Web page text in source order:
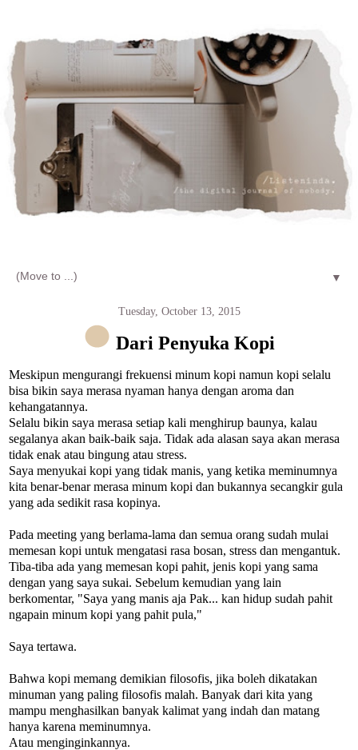
▼
Tuesday, October 13, 2015
Dari Penyuka Kopi
Meskipun mengurangi frekuensi minum kopi namun kopi selalu
bisa bikin saya merasa nyaman hanya dengan aroma dan
kehangatannya.
Selalu bikin saya merasa setiap kali menghirup baunya, kalau
segalanya akan baik-baik saja. Tidak ada alasan saya akan merasa
tidak enak atau bingung atau stress.
Saya menyukai kopi yang tidak manis, yang ketika meminumnya
kita benar-benar merasa minum kopi dan bukannya secangkir gula
yang ada sedikit rasa kopinya.
Pada meeting yang berlama-lama dan semua orang sudah mulai
memesan kopi untuk mengatasi rasa bosan, stress dan mengantuk.
Tiba-tiba ada yang memesan kopi pahit, jenis kopi yang sama
dengan yang saya sukai. Sebelum kemudian yang lain
berkomentar, "Saya yang manis aja Pak... kan hidup sudah pahit
ngapain minum kopi yang pahit pula,"
Saya tertawa.
Bahwa kopi memang demikian filosofis, jika boleh dikatakan
minuman yang paling filosofis malah. Banyak dari kita yang
mampu menghasilkan banyak kalimat yang indah dan matang
hanya karena meminumnya.
Atau menginginkannya.